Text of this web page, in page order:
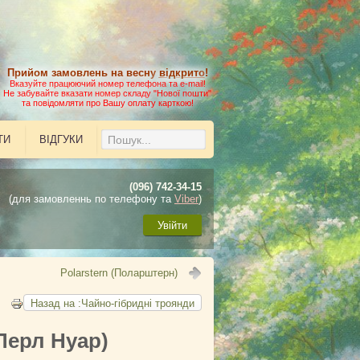
ВІДГУКИ
Прийом замовлень на весну відкрито!
Вказуйте працюючий номер телефона та e-mail!
Не забувайте вказати номер складу "Нової пошти"
та повідомляти про Вашу оплату карткою!
(096) 742-34-15
(для замовленнь по телефону та Viber)
Увійти
Polarstern (Поларштерн)
Назад на :Чайно-гібридні троянди
Нуар)